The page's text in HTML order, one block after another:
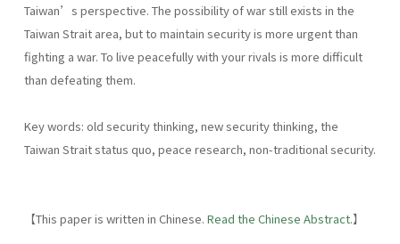
Taiwan’s perspective. The possibility of war still exists in the
Taiwan Strait area, but to maintain security is more urgent than
fighting a war. To live peacefully with your rivals is more difficult
than defeating them.
Key words: old security thinking, new security thinking, the
Taiwan Strait status quo, peace research, non-traditional security.
【This paper is written in Chinese. Read the Chinese Abstract.】